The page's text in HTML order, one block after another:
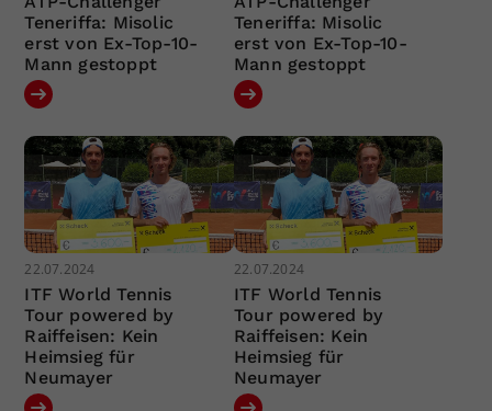
Teneriffa: Misolic
erst von Ex-Top-10-
Mann gestoppt
Teneriffa: Misolic
erst von Ex-Top-10-
Mann gestoppt
22.07.2024
ITF World Tennis
Tour powered by
Raiffeisen: Kein
Heimsieg für
Neumayer
22.07.2024
ITF World Tennis
Tour powered by
Raiffeisen: Kein
Heimsieg für
Neumayer